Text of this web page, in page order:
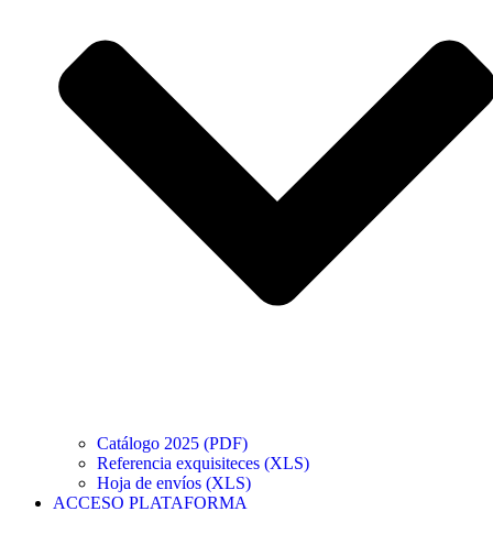
Catálogo 2025 (PDF)
Referencia exquisiteces (XLS)
Hoja de envíos (XLS)
ACCESO PLATAFORMA